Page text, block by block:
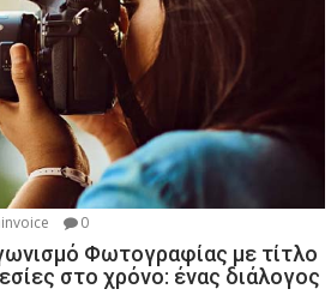
0
Φωτογραφίας με τίτλο
στο χρόνο: ένας διάλογος